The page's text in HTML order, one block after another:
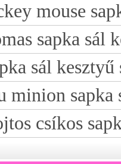
mouse
sapka sál
sál kesztyű
minion sapka
csíkos